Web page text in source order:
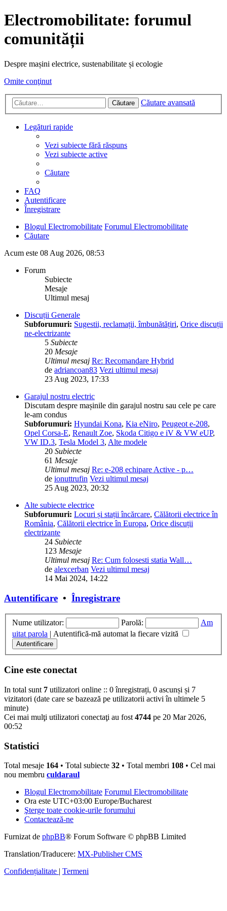
Electromobilitate: forumul
comunității
Despre mașini electrice, sustenabilitate și ecologie
Omite conţinut
Căutare Căutare avansată
Legături rapide
Vezi subiecte fără răspuns
Vezi subiecte active
Căutare
FAQ
Autentificare
Înregistrare
Blogul Electromobilitate Forumul Electromobilitate
Căutare
Acum este 08 Aug 2026, 08:53
Forum
Subiecte
Mesaje
Ultimul mesaj
Discuții Generale
Subforumuri: Sugestii, reclamații, îmbunătățiri, Orice discuții
ne-electrizante
5 Subiecte
20 Mesaje
Ultimul mesaj Re: Recomandare Hybrid
de adriancoan83 Vezi ultimul mesaj
23 Aug 2023, 17:33
Garajul nostru electric
Discutam despre mașinile din garajul nostru sau cele pe care
le-am condus
Subforumuri: Hyundai Kona, Kia eNiro, Peugeot e-208,
Opel Corsa-E, Renault Zoe, Skoda Citigo e iV & VW eUP,
VW ID.3, Tesla Model 3, Alte modele
20 Subiecte
61 Mesaje
Ultimul mesaj Re: e-208 echipare Active - p…
de ionuttrufin Vezi ultimul mesaj
25 Aug 2023, 20:32
Alte subiecte electrice
Subforumuri: Locuri și stații încărcare, Călătorii electrice în
România, Călătorii electrice în Europa, Orice discuții
electrizante
24 Subiecte
123 Mesaje
Ultimul mesaj Re: Cum folosesti statia Wall…
de alexcerban Vezi ultimul mesaj
14 Mai 2024, 14:22
Autentificare • Înregistrare
Nume utilizator: Parolă:
Am
uitat parola | Autentifică-mă automat la fiecare vizită
Cine este conectat
In total sunt 7 utilizatori online :: 0 înregistrați, 0 ascunși și 7
vizitatori (date care se bazează pe utilizatorii activi în ultimele 5
minute)
Cei mai mulţi utilizatori conectaţi au fost 4744 pe 20 Mar 2026,
00:52
Statistici
Total mesaje 164 • Total subiecte 32 • Total membri 108 • Cel mai
nou membru culdaraul
Blogul Electromobilitate Forumul Electromobilitate
Ora este UTC+03:00 Europe/Bucharest
Şterge toate cookie-urile forumului
Contactează-ne
Furnizat de phpBB® Forum Software © phpBB Limited
Translation/Traducere: MX-Publisher CMS
Confidențialitate | Termeni